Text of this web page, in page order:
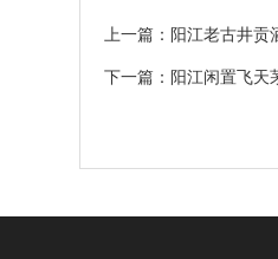
上一篇：阳江老古井贡
下一篇：阳江闲置飞天